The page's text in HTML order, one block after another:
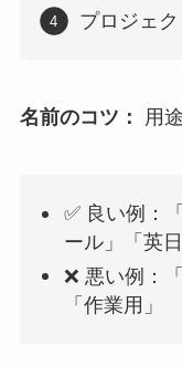
プロジェ
名前のコツ： 用
✅ 良い例：
ール」「英日
❌ 悪い例：
「作業用」